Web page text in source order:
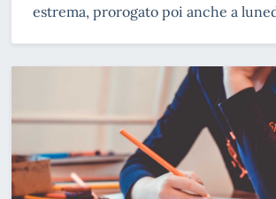
estrema, prorogato poi anche a